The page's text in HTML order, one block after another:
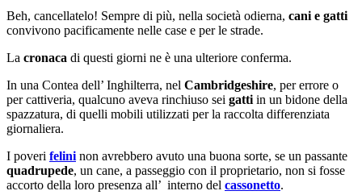
Beh, cancellatelo! Sempre di più, nella società odierna, cani e gatti
convivono pacificamente nelle case e per le strade.
La cronaca di questi giorni ne è una ulteriore conferma.
In una Contea dell’ Inghilterra, nel Cambridgeshire, per errore o
per cattiveria, qualcuno aveva rinchiuso sei gatti in un bidone della
spazzatura, di quelli mobili utilizzati per la raccolta differenziata
giornaliera.
I poveri felini non avrebbero avuto una buona sorte, se un passante
quadrupede, un cane, a passeggio con il proprietario, non si fosse
accorto della loro presenza all’ interno del cassonetto.